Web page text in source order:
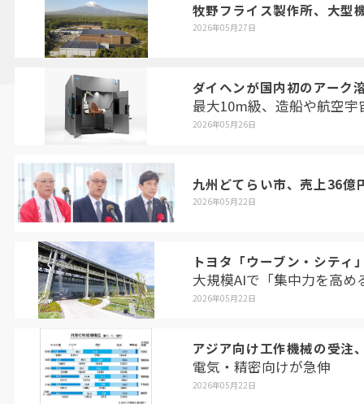
牧野フライス製作所、大型
2026年05月27日
ダイヘンが国内初のアーク
最大10m級、造船や航空
2026年05月26日
九州どてらい市、売上36億
2026年05月22日
トヨタ「ウーブン・シティ
大規模AIで「集中力を高め
2026年05月22日
アジア向け工作機械の受注
電気・精密向けが急伸
2026年05月22日